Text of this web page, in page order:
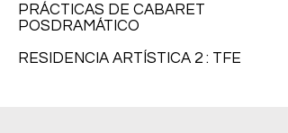
PRÁCTICAS DE CABARET
POSDRAMÁTICO
RESIDENCIA ARTÍSTICA 2 : TFE